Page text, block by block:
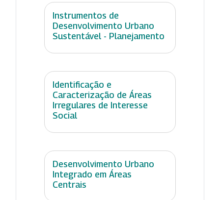
Instrumentos de
Desenvolvimento Urbano
Sustentável - Planejamento
Identificação e
Caracterização de Áreas
Irregulares de Interesse
Social
Desenvolvimento Urbano
Integrado em Áreas
Centrais